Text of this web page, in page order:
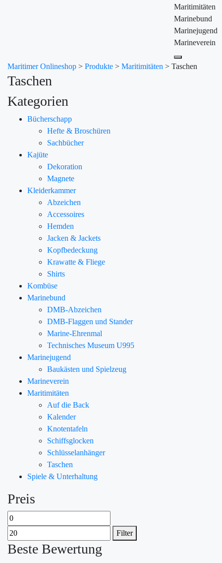
Maritimitäten
Marinebund
Marinejugend
Marineverein
Maritimer Onlineshop > Produkte > Maritimitäten > Taschen
Taschen
Kategorien
Bücherschapp
Hefte & Broschüren
Sachbücher
Kajüte
Dekoration
Magnete
Kleiderkammer
Abzeichen
Accessoires
Hemden
Jacken & Jackets
Kopfbedeckung
Krawatte & Fliege
Shirts
Kombüse
Marinebund
DMB-Abzeichen
DMB-Flaggen und Stander
Marine-Ehrenmal
Technisches Museum U995
Marinejugend
Baukästen und Spielzeug
Marineverein
Maritimitäten
Auf die Back
Kalender
Knotentafeln
Schiffsglocken
Schlüsselanhänger
Taschen
Spiele & Unterhaltung
Preis
Filter
Beste Bewertung